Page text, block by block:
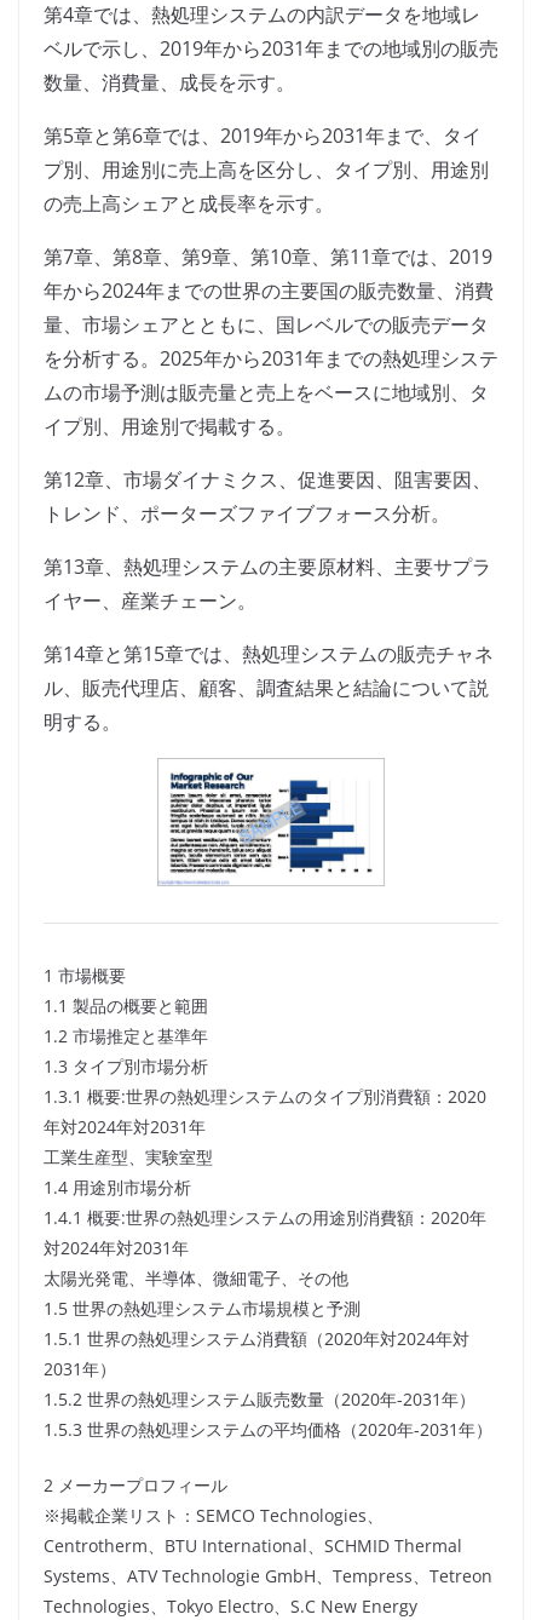
第4章では、熱処理システムの内訳データを地域レ
ベルで示し、2019年から2031年までの地域別の販売
数量、消費量、成長を示す。
第5章と第6章では、2019年から2031年まで、タイ
プ別、用途別に売上高を区分し、タイプ別、用途別
の売上高シェアと成長率を示す。
第7章、第8章、第9章、第10章、第11章では、2019
年から2024年までの世界の主要国の販売数量、消費
量、市場シェアとともに、国レベルでの販売データ
を分析する。2025年から2031年までの熱処理システ
ムの市場予測は販売量と売上をベースに地域別、タ
イプ別、用途別で掲載する。
第12章、市場ダイナミクス、促進要因、阻害要因、
トレンド、ポーターズファイブフォース分析。
第13章、熱処理システムの主要原材料、主要サプラ
イヤー、産業チェーン。
第14章と第15章では、熱処理システムの販売チャネ
ル、販売代理店、顧客、調査結果と結論について説
明する。
1 市場概要
1.1 製品の概要と範囲
1.2 市場推定と基準年
1.3 タイプ別市場分析
1.3.1 概要:世界の熱処理システムのタイプ別消費額：2020
年対2024年対2031年
工業生産型、実験室型
1.4 用途別市場分析
1.4.1 概要:世界の熱処理システムの用途別消費額：2020年
対2024年対2031年
太陽光発電、半導体、微細電子、その他
1.5 世界の熱処理システム市場規模と予測
1.5.1 世界の熱処理システム消費額（2020年対2024年対
2031年）
1.5.2 世界の熱処理システム販売数量（2020年-2031年）
1.5.3 世界の熱処理システムの平均価格（2020年-2031年）
2 メーカープロフィール
※掲載企業リスト：SEMCO Technologies、
Centrotherm、BTU International、SCHMID Thermal
Systems、ATV Technologie GmbH、Tempress、Tetreon
Technologies、Tokyo Electro、S.C New Energy